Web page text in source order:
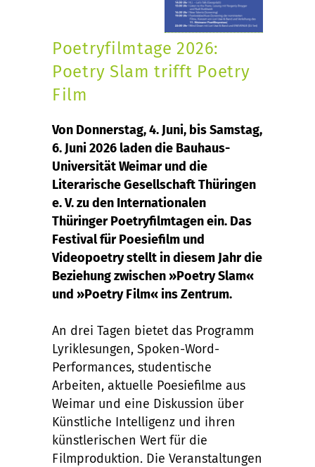
Poetryfilmtage 2026:
Poetry Slam trifft Poetry
Film
Von Donnerstag, 4. Juni, bis Samstag,
6. Juni 2026 laden die Bauhaus-
Universität Weimar und die
Literarische Gesellschaft Thüringen
e. V. zu den Internationalen
Thüringer Poetryfilmtagen ein. Das
Festival für Poesiefilm und
Videopoetry stellt in diesem Jahr die
Beziehung zwischen »Poetry Slam«
und »Poetry Film« ins Zentrum.
An drei Tagen bietet das Programm
Lyriklesungen, Spoken-Word-
Performances, studentische
Arbeiten, aktuelle Poesiefilme aus
Weimar und eine Diskussion über
Künstliche Intelligenz und ihren
künstlerischen Wert für die
Filmproduktion. Die Veranstaltungen